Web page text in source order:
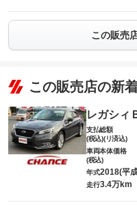
この販売
この販売店の新
レガシィ
支払総額
(税込)(リ済込)
車両本体価格
(税込)
年式2018(平
走行3.4万km